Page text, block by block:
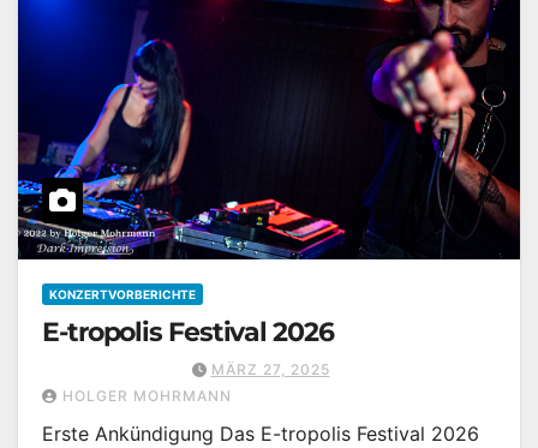
KONZERTVORBERICHTE
E-tropolis Festival 2026
MÄRZ 27, 2025
HOLGER MOHRMANN
Erste Ankündigung Das E-tropolis Festival 2026